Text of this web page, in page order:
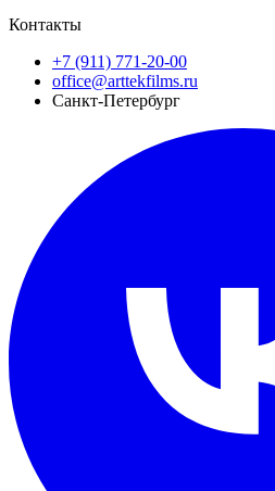
Контакты
+7 (911) 771-20-00
office@arttekfilms.ru
Санкт-Петербург